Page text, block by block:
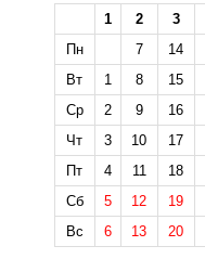
1 2 3
Пн
7 14
Вт
1 8 15
Ср
2 9 16
Чт
3 10 17
Пт
4 11 18
Сб
5 12 19
Вс
6 13 20